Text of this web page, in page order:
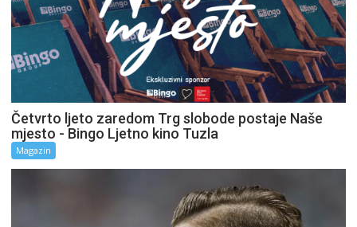
Četvrto ljeto zaredom Trg slobode postaje Naše
mjesto - Bingo Ljetno kino Tuzla
Magazin